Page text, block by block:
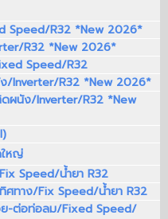
Speed/R32 *New 2026*
R32 *New 2026*
Speed/R32
ง/Inverter/R32 *New 2026*
ดผนัง/Inverter/R32 *New
ใหญ่
Speed/น้ำยา R32
ทาง/Fix Speed/น้ำยา R32
ย-ต่อท่อลม/Fixed Speed/